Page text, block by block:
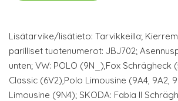
Lisätarvike/lisätieto: Tarvikkeilla;
parilliset tuotenumerot: JBJ702;
unten; VW: POLO (9N_),Fox Schrägheck
Classic (6V2),Polo Limousine (9A4, 9A2,
Limousine (9N4); SKODA: Fabia II